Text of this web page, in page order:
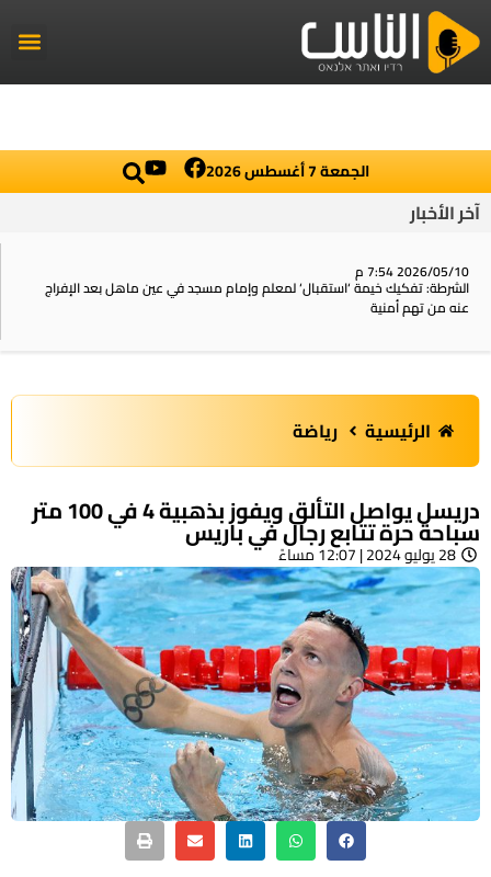
الجمعة 7 أغسطس 2026
آخر الأخبار
2026/05/10 7:54 م
الشرطة: تفكيك خيمة ‘استقبال‘ لمعلم وإمام مسجد في عين ماهل بعد الإفراج
عنه من تهم أمنية
الرئيسية رياضة
دريسل يواصل التألق ويفوز بذهبية 4 في 100 متر
سباحة حرة تتابع رجال في باريس
28 يوليو 2024 | 12:07 مساءً